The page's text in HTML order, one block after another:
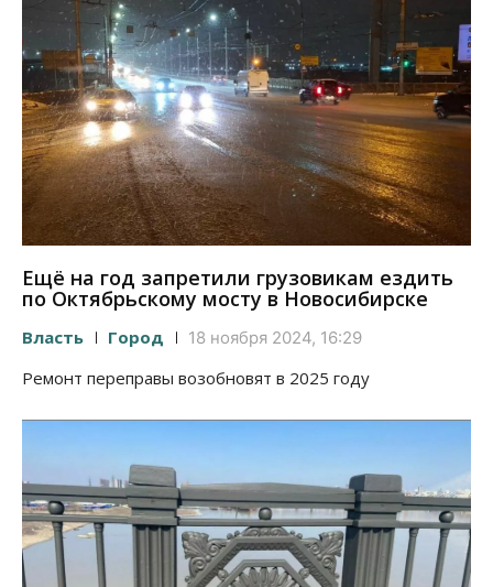
Ещё на год запретили грузовикам ездить
по Октябрьскому мосту в Новосибирске
Власть Город 18 ноября 2024, 16:29
Ремонт переправы возобновят в 2025 году